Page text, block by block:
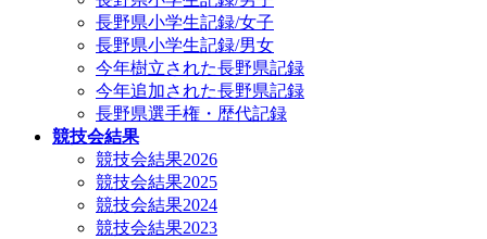
長野県小学生記録/女子
長野県小学生記録/男女
今年樹立された長野県記録
今年追加された長野県記録
長野県選手権・歴代記録
競技会結果
競技会結果2026
競技会結果2025
競技会結果2024
競技会結果2023